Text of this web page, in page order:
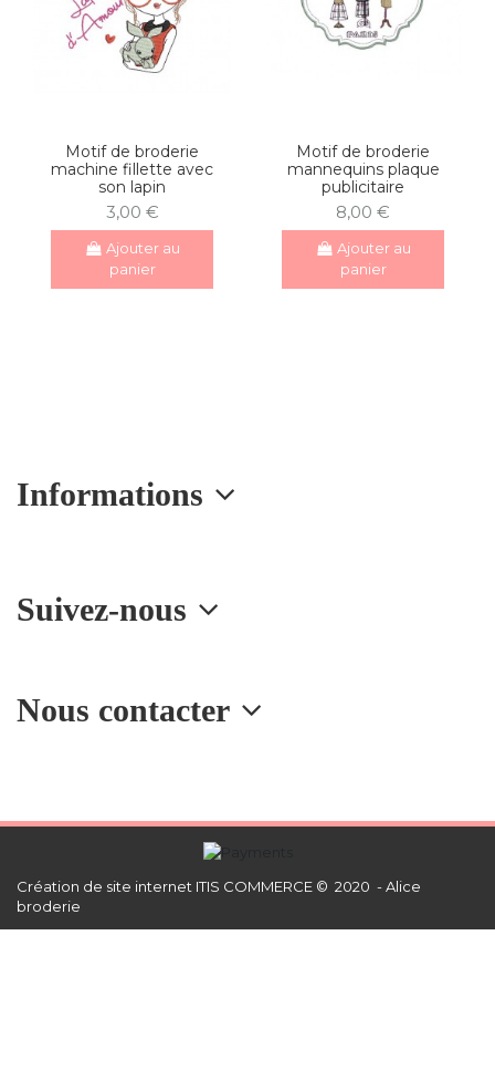
Motif de broderie
machine fillette avec
son lapin
3,00 €
Ajouter au
panier
Motif de broderie
mannequins plaque
publicitaire
8,00 €
Ajouter au
panier
Nous contacter
Informations
Suivez-nous
Création de site internet ITIS COMMERCE © 2020 - Alice
broderie